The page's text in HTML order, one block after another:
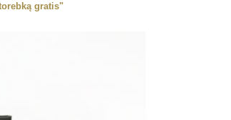
gratis"